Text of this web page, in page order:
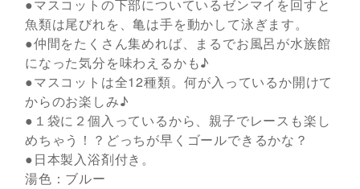
●マスコットの下部についているゼンマイを回すと
魚類は尾びれを、亀は手を動かして泳ぎます。
●仲間をたくさん集めれば、まるでお風呂が水族館
になった気分を味わえるかも♪
●マスコットは全12種類。何が入っているか開けて
からのお楽しみ♪
●１袋に２個入っているから、親子でレースも楽し
めちゃう！？どっちが早くゴールできるかな？
●日本製入浴剤付き。
湯色：ブルー